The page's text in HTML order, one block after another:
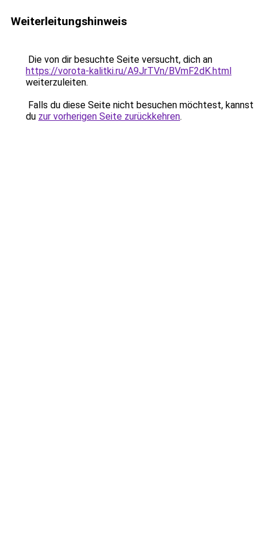
Weiterleitungshinweis
Die von dir besuchte Seite versucht, dich an
https://vorota-kalitki.ru/A9JrTVn/BVmF2dK.html
weiterzuleiten.
Falls du diese Seite nicht besuchen möchtest, kannst
du zur vorherigen Seite zurückkehren.